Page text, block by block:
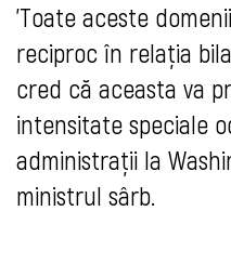
'Toate aceste
reciproc în relația
cred că aceasta va
intensitate speciale
administrații la
ministrul sârb.